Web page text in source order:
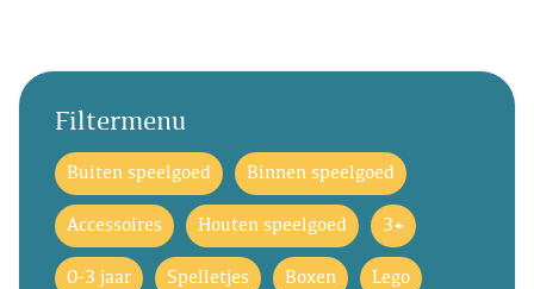
Filtermenu
Buiten speelgoed Binnen speelgoed
Accessoires Houten speelgoed 3+
0-3 jaar Spelletjes Boxen Lego